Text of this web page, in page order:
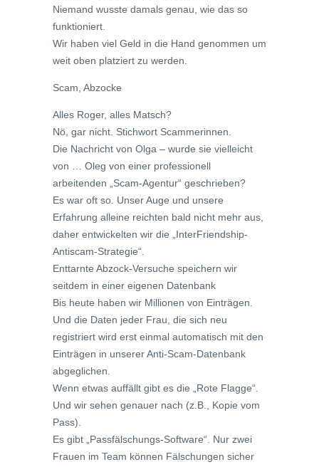
Niemand wusste damals genau, wie das so
funktioniert.
Wir haben viel Geld in die Hand genommen um
weit oben platziert zu werden.
Scam, Abzocke
Alles Roger, alles Matsch?
Nö, gar nicht. Stichwort Scammerinnen.
Die Nachricht von Olga – wurde sie vielleicht
von … Oleg von einer professionell
arbeitenden „Scam-Agentur“ geschrieben?
Es war oft so. Unser Auge und unsere
Erfahrung alleine reichten bald nicht mehr aus,
daher entwickelten wir die „InterFriendship-
Antiscam-Strategie“.
Enttarnte Abzock-Versuche speichern wir
seitdem in einer eigenen Datenbank
Bis heute haben wir Millionen von Einträgen.
Und die Daten jeder Frau, die sich neu
registriert wird erst einmal automatisch mit den
Einträgen in unserer Anti-Scam-Datenbank
abgeglichen.
Wenn etwas auffällt gibt es die „Rote Flagge“.
Und wir sehen genauer nach (z.B., Kopie vom
Pass).
Es gibt „Passfälschungs-Software“. Nur zwei
Frauen im Team können Fälschungen sicher